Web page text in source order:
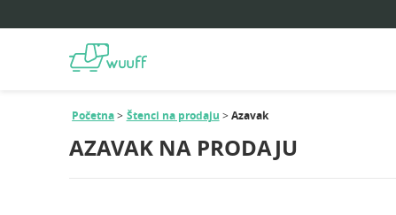
Početna Štenci na prodaju Azavak
AZAVAK NA PRODAJU